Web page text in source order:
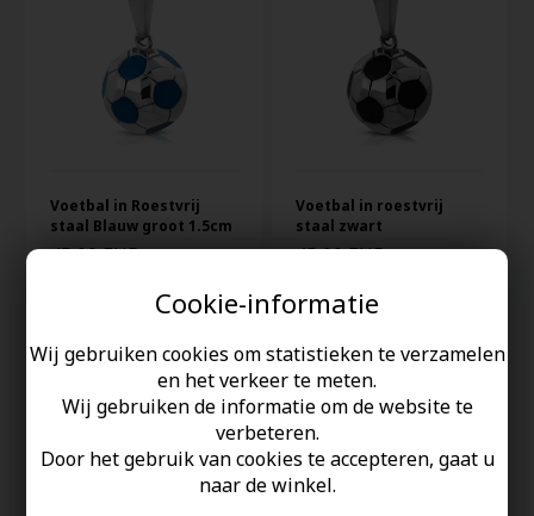
Cookie-informatie
Wij gebruiken cookies om statistieken te verzamelen
en het verkeer te meten.
Wij gebruiken de informatie om de website te
verbeteren.
Door het gebruik van cookies te accepteren, gaat u
naar de winkel.
Voetbal in Roestvrij
staal Blauw groot 1.5cm
45,00 EUR
Voetbal in roestvrij
staal zwart
45,00 EUR